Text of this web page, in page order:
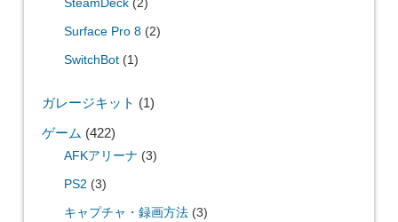
SteamDeck(2)
Surface Pro 8(2)
SwitchBot(1)
ガレージキット (1)
ゲーム (422)
AFKアリーナ (3)
PS2 (3)
キャプチャ・録画方法(3)